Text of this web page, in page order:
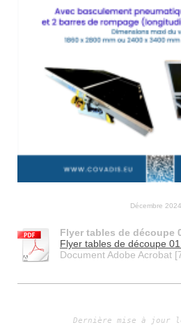
Décembre 2024
Flyer tables de découpe
Flyer tables de découpe
Document Adobe Acrobat
Dernière mise à jour